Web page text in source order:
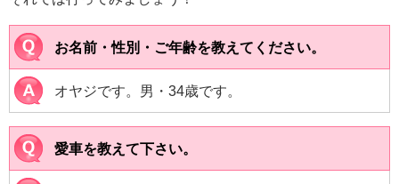
お名前・性別・ご年齢を教えてください。
オヤジです。男・34歳です。
愛車を教えて下さい。